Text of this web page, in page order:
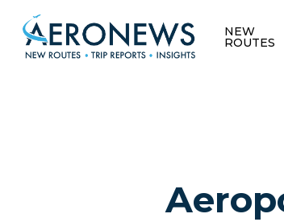
NEW
ROUTES